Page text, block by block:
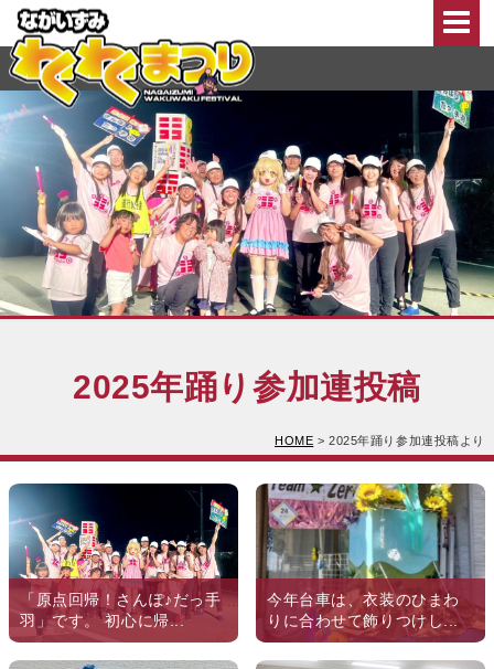
2025年踊り参加連投稿
HOME >2025年踊り参加連投稿より
「原点回帰！さんぽ♪だっ手
羽」です。 初心に帰...
今年台車は、衣装のひまわ
りに合わせて飾りつけし...